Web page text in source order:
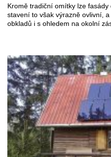
Kromě tradiční omítky lze
stavení to však výrazně ovlivní,
obkladů i s ohledem na okolní